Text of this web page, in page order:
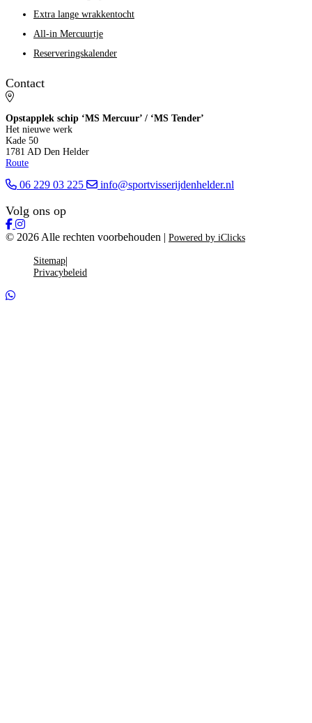
Extra lange wrakkentocht
All-in Mercuurtje
Reserveringskalender
Contact
Opstapplek schip ‘MS Mercuur’ / ‘MS Tender’
Het nieuwe werk
Kade 50
1781 AD Den Helder
Route
06 229 03 225 info@sportvisserijdenhelder.nl
Volg ons op
© 2026 Alle rechten voorbehouden | Powered by iClicks
Sitemap
Privacybeleid